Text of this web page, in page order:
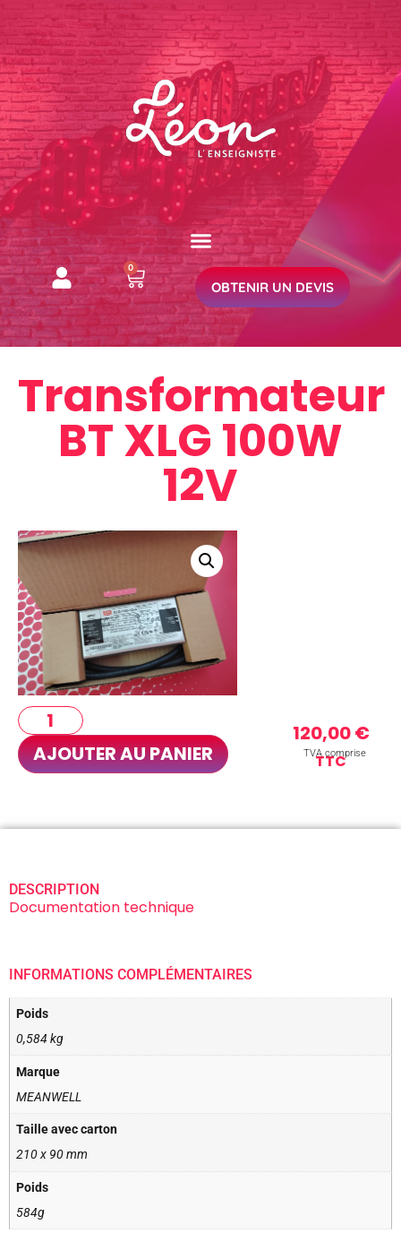
OBTENIR UN DEVIS
0
Transformateur
BT XLG 100W
12V
AJOUTER AU PANIER
120,00€
TTC
TVA comprise
DESCRIPTION
Documentation technique
INFORMATIONS COMPLÉMENTAIRES
Poids
0,584 kg
Marque
MEANWELL
Taille avec carton
210 x 90 mm
Poids
584g